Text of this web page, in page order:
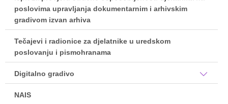
poslovima upravljanja dokumentarnim i arhivskim
gradivom izvan arhiva
Tečajevi i radionice za djelatnike u uredskom
poslovanju i pismohranama
Digitalno gradivo
NAIS